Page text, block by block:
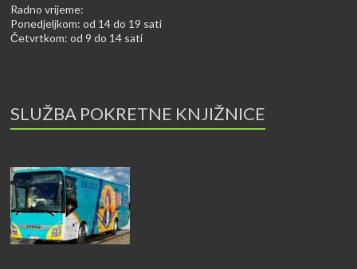
Radno vrijeme:
Ponedjeljkom: od 14 do 19 sati
Četvrtkom: od 9 do 14 sati
SLUŽBA POKRETNE KNJIŽNICE